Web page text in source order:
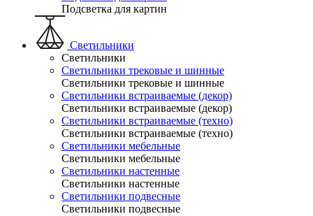
Подсветка для картин
Светильники
Светильники
Светильники трековые и шинные
Светильники трековые и шинные
Светильники встраиваемые (декор)
Светильники встраиваемые (декор)
Светильники встраиваемые (техно)
Светильники встраиваемые (техно)
Светильники мебельные
Светильники мебельные
Светильники настенные
Светильники настенные
Светильники подвесные
Светильники подвесные